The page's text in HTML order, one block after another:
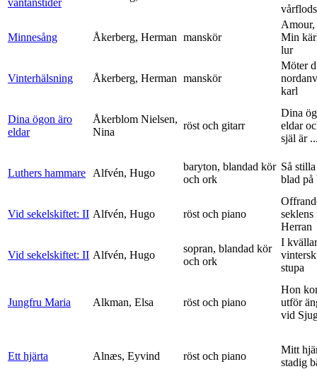
Minnesång Åkerberg, Herman manskör
Min
lur
Vinterhälsning Åkerberg, Herman manskör
Möter
karl
Dina ögon äro
eldar
Åkerblom Nielsen,
Nina
röst och gitarr
Dina
eldar
själ är
Luthers hammare Alfvén, Hugo
baryton, blandad kör
och ork
Så
blad på
Vid sekelskiftet: II Alfvén, Hugo röst och piano
Herran
Vid sekelskiftet: II Alfvén, Hugo
sopran, blandad kör
och ork
I
stupa
Jungfru Maria Alkman, Elsa röst och piano
Hon
utför
vid
Ett hjärta Alnæs, Eyvind röst och piano
Mitt
stadig